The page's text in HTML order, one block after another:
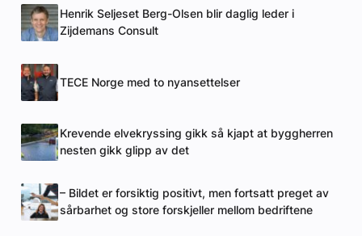
Henrik Seljeset Berg-Olsen blir daglig leder i
Zijdemans Consult
TECE Norge med to nyansettelser
Krevende elvekryssing gikk så kjapt at byggherren
nesten gikk glipp av det
– Bildet er forsiktig positivt, men fortsatt preget av
sårbarhet og store forskjeller mellom bedriftene